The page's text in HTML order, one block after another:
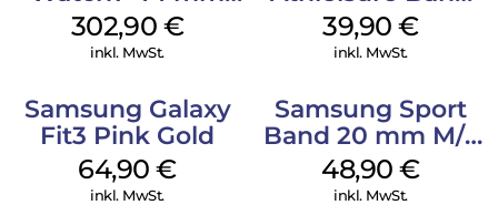
Green
302,90 €
inkl. MwSt.
M/L Galaxy
Watch7 Silver
39,90€
inkl. MwSt.
Samsung Galaxy
Fit3 Pink Gold
64,90€
inkl. MwSt.
Samsung Sport
Band 20 mm M/L
Galaxy Watch
Series Silber
48,90€
inkl. MwSt.